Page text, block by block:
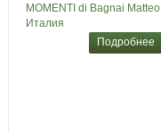
MOMENTI di Bagnai Matteo
Италия
Подробнее